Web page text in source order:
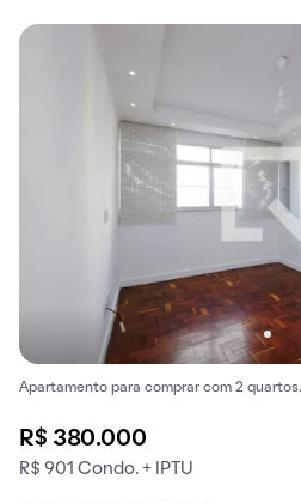
Apartamento para comprar com 2
R$ 380.000
R$ 901 Condo. + IPTU